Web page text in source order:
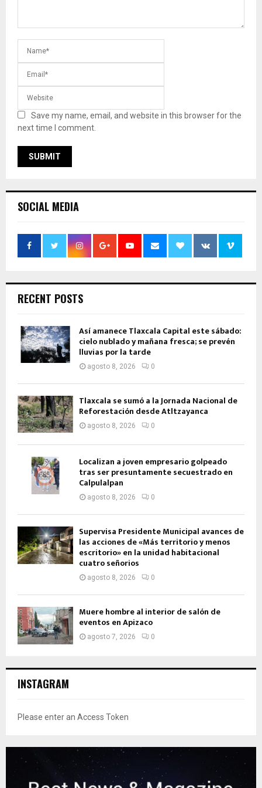
Save my name, email, and website in this browser for the
next time I comment.
SOCIAL MEDIA
RECENT POSTS
Así amanece Tlaxcala Capital este sábado:
cielo nublado y mañana fresca; se prevén
lluvias por la tarde
agosto 8, 2026 0
Tlaxcala se sumó a la Jornada Nacional de
Reforestación desde Atltzayanca
agosto 8, 2026 0
Localizan a joven empresario golpeado
tras ser presuntamente secuestrado en
Calpulalpan
agosto 8, 2026 0
Supervisa Presidente Municipal avances de
las acciones de «Más territorio y menos
escritorio» en la unidad habitacional
cuatro señorios
agosto 8, 2026 0
Muere hombre al interior de salón de
eventos en Apizaco
agosto 7, 2026 0
INSTAGRAM
Please enter an Access Token